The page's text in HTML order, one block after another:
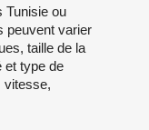
Tunisie ou
peuvent varier
taille de la
et type de
vitesse,